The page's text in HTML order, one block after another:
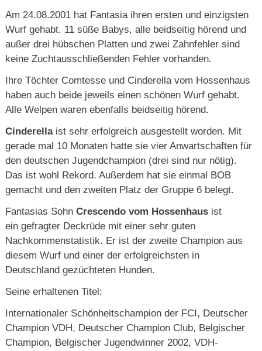
Am 24.08.2001 hat Fantasia ihren ersten und einzigsten
Wurf gehabt. 11 süße Babys, alle beidseitig hörend und
außer drei hübschen Platten und zwei Zahnfehler sind
keine Zuchtausschließenden Fehler vorhanden.
Ihre Töchter Comtesse und Cinderella vom Hossenhaus
haben auch beide jeweils einen schönen Wurf gehabt.
Alle Welpen waren ebenfalls beidseitig hörend.
Cinderellaist sehr erfolgreich ausgestellt worden. Mit
gerade mal 10 Monaten hatte sie vier Anwartschaften für
den deutschen Jugendchampion (drei sind nur nötig).
Das ist wohl Rekord. Außerdem hat sie einmal BOB
gemacht und den zweiten Platz der Gruppe 6 belegt.
Fantasias SohnCrescendo vom Hossenhaus ist
ein gefragter Deckrüde mit einer sehr guten
Nachkommenstatistik. Er ist der zweite Champion aus
diesem Wurf und einer der erfolgreichsten in
Deutschland gezüchteten Hunden.
Seine erhaltenen Titel:
Internationaler Schönheitschampion der FCI, Deutscher
Champion VDH, Deutscher Champion Club, Belgischer
Champion, Belgischer Jugendwinner 2002, VDH-